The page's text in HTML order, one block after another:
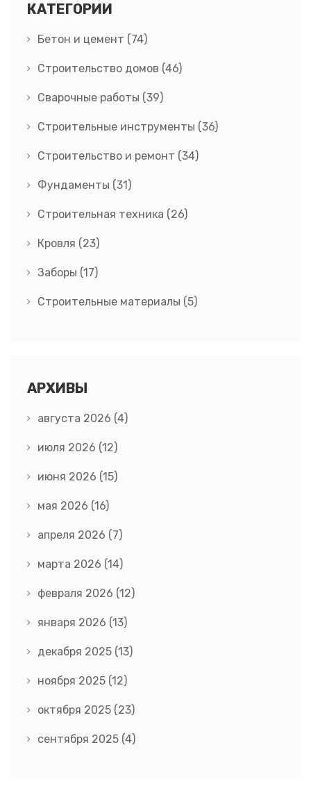
КАТЕГОРИИ
Бетон и цемент (74)
Строительство домов (46)
Сварочные работы (39)
Строительные инструменты (36)
Строительство и ремонт (34)
Фундаменты (31)
Строительная техника (26)
Кровля (23)
Заборы (17)
Строительные материалы (5)
АРХИВЫ
августа 2026 (4)
июля 2026 (12)
июня 2026 (15)
мая 2026 (16)
апреля 2026 (7)
марта 2026 (14)
февраля 2026 (12)
января 2026 (13)
декабря 2025 (13)
ноября 2025 (12)
октября 2025 (23)
сентября 2025 (4)